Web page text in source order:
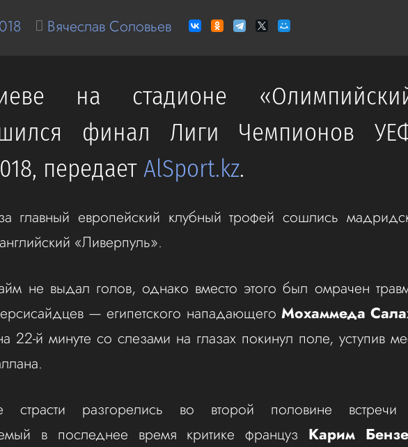
Вячеслав Соловьев
на стадионе
финал Лиги Чемпионов
передаетAlSport.kz.
главный европейский клубный трофей сошлись
«Ливерпуль».
не выдал голов, однако вместо этого был омрачен
— египетского нападающего Мохаммеда
22-й минуте со слезами на глазах покинул поле, уступив
страсти разгорелись во второй половине
в последнее время критике француз Карим